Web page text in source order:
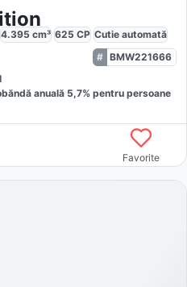
4.395 cm³ 625 CP Cutie automată
BMW221666
anuală 5,7% pentru persoane
Favorite